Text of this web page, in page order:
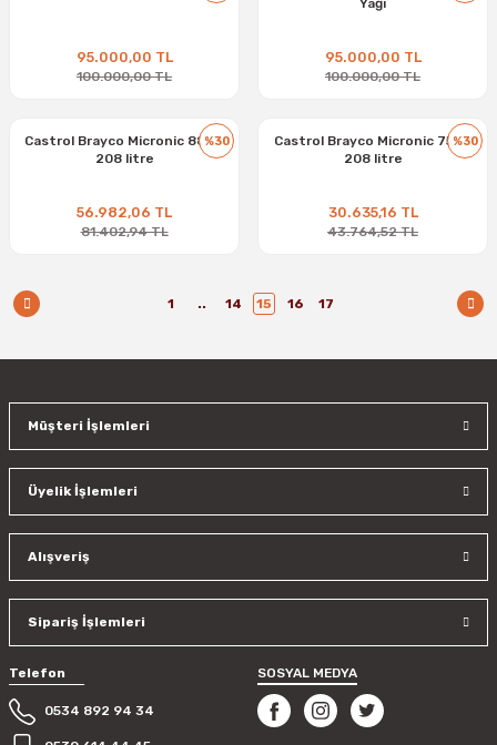
95.000,00 TL
100.000,00 TL
Yağı
95.000,00 TL
100.000,00 TL
%30
Castrol Brayco Micronic 882 -
208 litre
56.982,06 TL
81.402,94 TL
%30
Castrol Brayco Micronic 756 -
208 litre
30.635,16 TL
43.764,52 TL
1 .. 14 15 16 17
Müşteri İşlemleri
Üyelik İşlemleri
Alışveriş
Sipariş İşlemleri
Telefon
0534 892 94 34
SOSYAL MEDYA